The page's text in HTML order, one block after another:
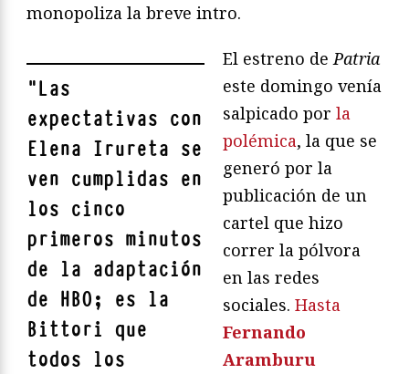
monopoliza la breve intro.
"Las
expectativas con
Elena Irureta se
ven cumplidas en
los cinco
primeros minutos
de la adaptación
de HBO; es la
Bittori que
todos los
El estreno de Patria
este domingo venía
salpicado por la
polémica, la que se
generó por la
publicación de un
cartel que hizo
correr la pólvora
en las redes
sociales. Hasta
Fernando
Aramburu